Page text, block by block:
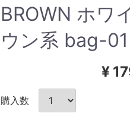
BROWN ホワ
ウン系 bag-01
¥
購入数